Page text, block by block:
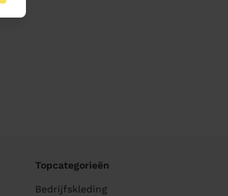
Topcategorieën
Bedrijfskleding